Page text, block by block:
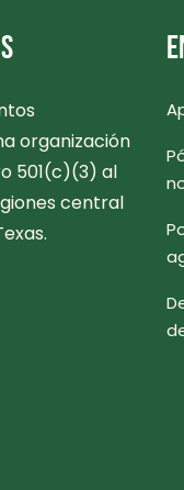
organización
501(c)(3) al
central